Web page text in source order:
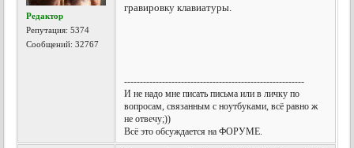
Редактор
Репутация:5374
Сообщений: 32767
гравировку клавиатуры.
---------------------------------------------------------
И не надо мне писать письма или в личку по
вопросам, связанным с ноутбуками, всё равно ж
не отвечу;))
Всё это обсуждается на ФОРУМЕ.